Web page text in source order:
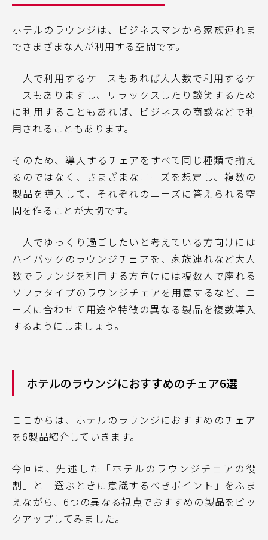
ホテルのラウンジは、ビジネスマンから家族連れま
でさまざまな人が利用する空間です。
一人で利用するケースもあれば大人数で利用するケ
ースもありますし、リラックスしたり談笑するため
に利用することもあれば、ビジネスの商談などで利
用されることもあります。
そのため、導入するチェアをすべて同じ種類で揃え
るのではなく、さまざまなニーズを想定し、複数の
製品を導入して、それぞれのニーズに答えられる空
間を作ることが大切です。
一人でゆっくり過ごしたいと考えている方向けには
ハイバックのラウンジチェアを、家族連れなど大人
数でラウンジを利用する方向けには複数人で座れる
ソファタイプのラウンジチェアを用意するなど、ニ
ーズに合わせて用途や特徴の異なる製品を複数導入
するようにしましょう。
ホテルのラウンジにおすすめのチェア6選
ここからは、ホテルのラウンジにおすすめのチェア
を6製品紹介していきます。
今回は、先述した「ホテルのラウンジチェアの役
割」と「選ぶときに意識するべきポイント」をふま
えながら、6つの異なる視点でおすすめの製品をピッ
クアップしてみました。